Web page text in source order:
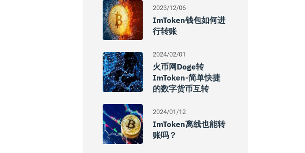
2023/12/06
ImToken钱包如何进
行转账
2024/02/01
火币网doge转
ImToken-简单快捷
的数字货币互转
2024/01/12
ImToken离线也能转
账吗？